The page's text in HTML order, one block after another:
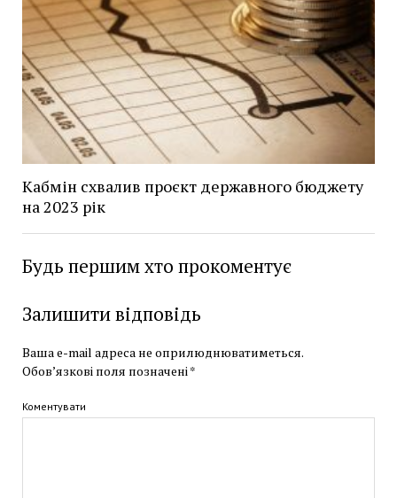
Кабмін схвалив проєкт державного бюджету
на 2023 рік
Будь першим хто прокоментує
Залишити відповідь
Ваша e-mail адреса не оприлюднюватиметься.
Обов’язкові поля позначені *
Коментувати